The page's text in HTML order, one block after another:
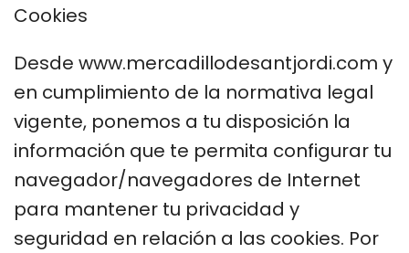
Cookies
Desde www.mercadillodesantjordi.com y
en cumplimiento de la normativa legal
vigente, ponemos a tu disposición la
información que te permita configurar tu
navegador/navegadores de Internet
para mantener tu privacidad y
seguridad en relación a las cookies. Por